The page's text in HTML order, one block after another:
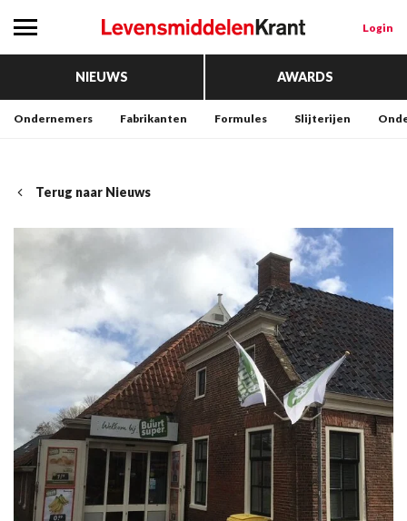
Login
NIEUWS AWARDS
Ondernemers Fabrikanten Formules Slijterijen
Terug naar Nieuws